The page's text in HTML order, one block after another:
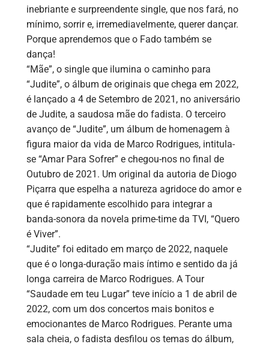
inebriante e surpreendente single, que nos fará, no
mínimo, sorrir e, irremediavelmente, querer dançar.
Porque aprendemos que o Fado também se
dança!
“Mãe”, o single que ilumina o caminho para
“Judite”, o álbum de originais que chega em 2022,
é lançado a 4 de Setembro de 2021, no aniversário
de Judite, a saudosa mãe do fadista. O terceiro
avanço de “Judite”, um álbum de homenagem à
figura maior da vida de Marco Rodrigues, intitula-
se “Amar Para Sofrer” e chegou-nos no final de
Outubro de 2021. Um original da autoria de Diogo
Piçarra que espelha a natureza agridoce do amor e
que é rapidamente escolhido para integrar a
banda-sonora da novela prime-time da TVI, “Quero
é Viver”.
“Judite” foi editado em março de 2022, naquele
que é o longa-duração mais íntimo e sentido da já
longa carreira de Marco Rodrigues. A Tour
“Saudade em teu Lugar” teve início a 1 de abril de
2022, com um dos concertos mais bonitos e
emocionantes de Marco Rodrigues. Perante uma
sala cheia, o fadista desfilou os temas do álbum,